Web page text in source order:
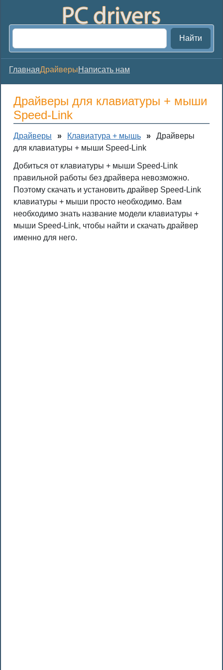
Найти
ГлавнаяДрайверыНаписать нам
Драйверы для клавиатуры + мыши
Speed-Link
Драйверы » Клавиатура + мышь »
Драйверы
для клавиатуры + мыши Speed-Link
Добиться от клавиатуры + мыши Speed-Link
правильной работы без драйвера невозможно.
Поэтому скачать и установить драйвер Speed-Link
клавиатуры + мыши просто необходимо. Вам
необходимо знать название модели клавиатуры +
мыши Speed-Link, чтобы найти и скачать драйвер
именно для него.